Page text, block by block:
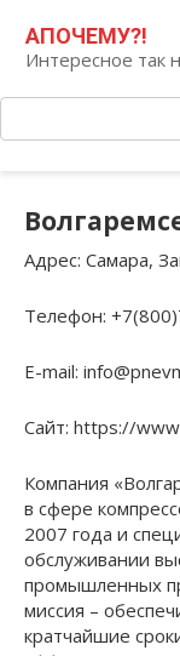
контенту
АПОЧЕМУ?!
Интересное так
Адрес: Самара,
Телефон:
E-mail:
Сайт: https://
Компания
в сфере
2007 года и
обслуживании
промышленных
миссия –
кратчайшие